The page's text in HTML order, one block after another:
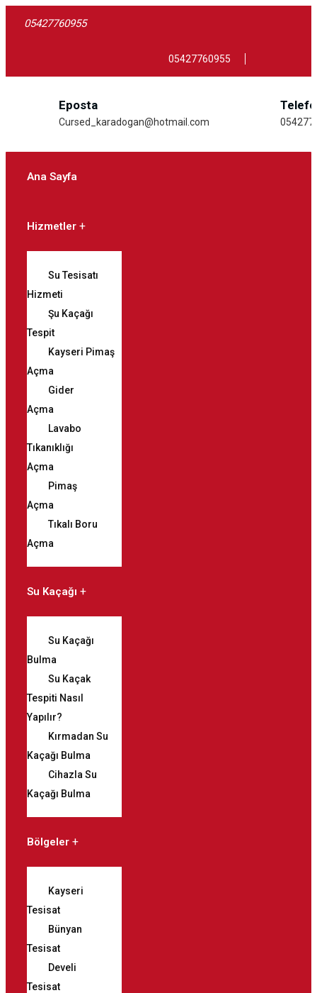
05427760955
05427760955
Eposta
Cursed_karadogan@hotmail.com
Ana Sayfa
Hizmetler
Su Tesisatı
Hizmeti
Şu Kaçağı
Tespit
Kayseri Pimaş
Açma
Gider
Açma
Lavabo
Tıkanıklığı
Açma
Pimaş
Açma
Tıkalı Boru
Açma
Su Kaçağı
Su Kaçağı
Bulma
Su Kaçak
Tespiti Nasıl
Yapılır?
Kırmadan Su
Kaçağı Bulma
Cihazla Su
Kaçağı Bulma
Bölgeler
Kayseri
Tesisat
Bünyan
Tesisat
Develi
Tesisat